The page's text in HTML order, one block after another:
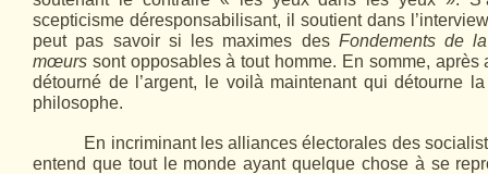
scepticisme déresponsabilisant, il soutient dans
peut pas savoir si les maximes des Fondements de
mœurs sont opposables à tout homme. En somme, après
détourné de l’argent, le voilà maintenant qui détourne
philosophe.
En incriminant les alliances électorales des
entend que tout le monde ayant quelque chose à se